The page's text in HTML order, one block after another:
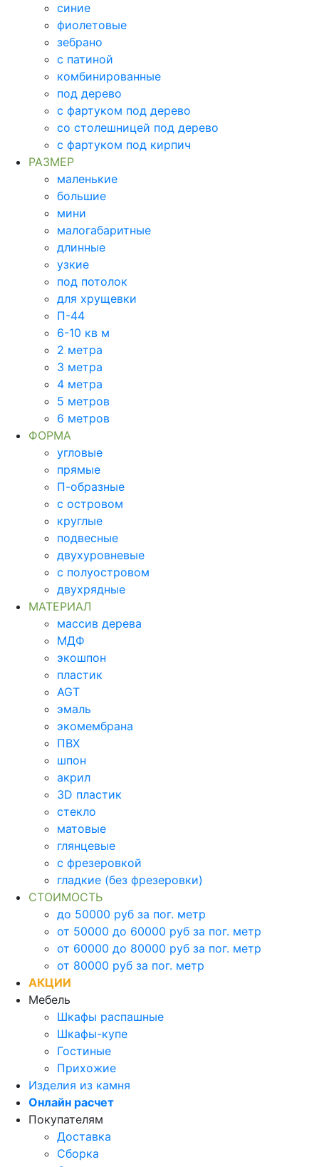
синие
фиолетовые
зебрано
с патиной
комбинированные
под дерево
с фартуком под дерево
со столешницей под дерево
с фартуком под кирпич
РАЗМЕР
маленькие
большие
мини
малогабаритные
длинные
узкие
под потолок
для хрущевки
П-44
6-10 кв м
2 метра
3 метра
4 метра
5 метров
6 метров
ФОРМА
угловые
прямые
П-образные
с островом
круглые
подвесные
двухуровневые
с полуостровом
двухрядные
МАТЕРИАЛ
массив дерева
МДФ
экошпон
пластик
AGT
эмаль
экомембрана
ПВХ
шпон
акрил
3D пластик
стекло
матовые
глянцевые
с фрезеровкой
гладкие (без фрезеровки)
СТОИМОСТЬ
до 50000 руб за пог. метр
от 50000 до 60000 руб за пог. метр
от 60000 до 80000 руб за пог. метр
от 80000 руб за пог. метр
АКЦИИ
Мебель
Шкафы распашные
Шкафы-купе
Гостиные
Прихожие
Изделия из камня
Онлайн расчет
Покупателям
Доставка
Сборка